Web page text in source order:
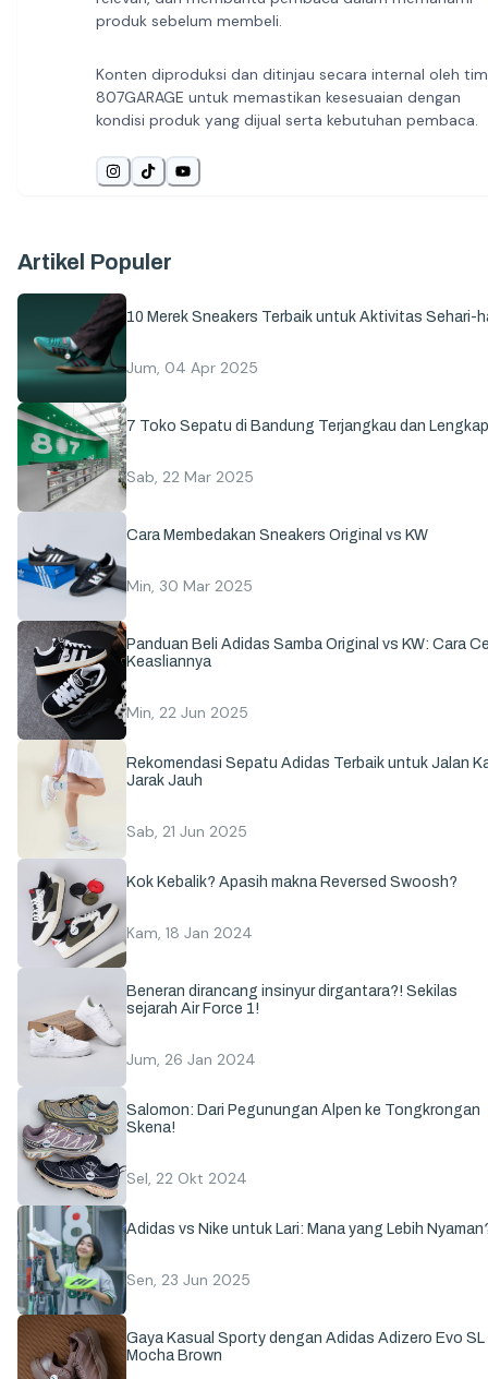
produk sebelum membeli.
Konten diproduksi dan ditinjau secara internal oleh tim
807GARAGE untuk memastikan kesesuaian dengan
kondisi produk yang dijual serta kebutuhan pembaca.
Artikel Populer
10 Merek Sneakers Terbaik untuk Aktivitas Sehari-
Jum, 04 Apr 2025
7 Toko Sepatu di Bandung Terjangkau dan Lengkap
Sab, 22 Mar 2025
Cara Membedakan Sneakers Original vs KW
Min, 30 Mar 2025
Panduan Beli Adidas Samba Original vs KW: Cara
Keasliannya
Min, 22 Jun 2025
Rekomendasi Sepatu Adidas Terbaik untuk Jalan
Jarak Jauh
Sab, 21 Jun 2025
Kok Kebalik? Apasih makna Reversed Swoosh?
Kam, 18 Jan 2024
Beneran dirancang insinyur dirgantara?! Sekilas
sejarah Air Force 1!
Jum, 26 Jan 2024
Salomon: Dari Pegunungan Alpen ke Tongkrongan
Skena!
Sel, 22 Okt 2024
Adidas vs Nike untuk Lari: Mana yang Lebih
Sen, 23 Jun 2025
Gaya Kasual Sporty dengan Adidas Adizero Evo SL
Mocha Brown